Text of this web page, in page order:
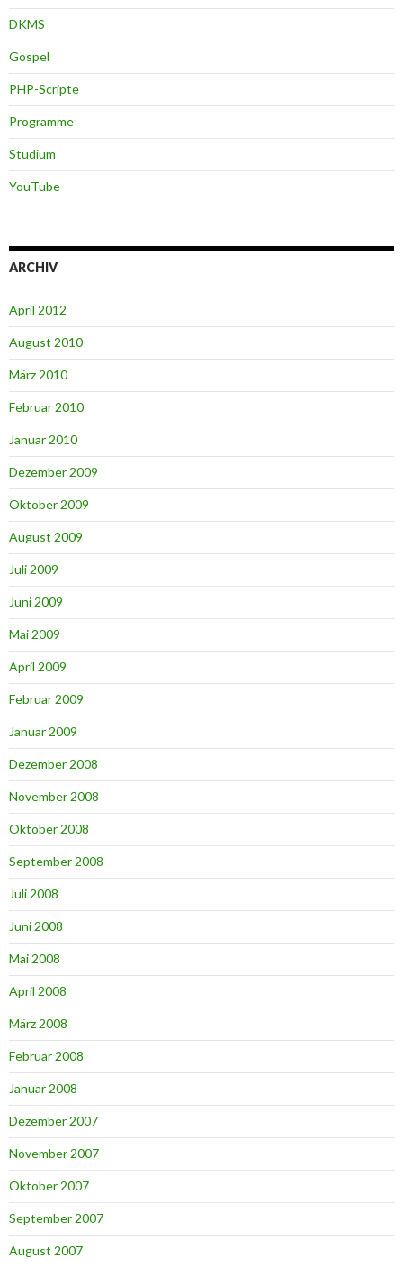
DKMS
Gospel
PHP-Scripte
Programme
Studium
YouTube
ARCHIV
April 2012
August 2010
März 2010
Februar 2010
Januar 2010
Dezember 2009
Oktober 2009
August 2009
Juli 2009
Juni 2009
Mai 2009
April 2009
Februar 2009
Januar 2009
Dezember 2008
November 2008
Oktober 2008
September 2008
Juli 2008
Juni 2008
Mai 2008
April 2008
März 2008
Februar 2008
Januar 2008
Dezember 2007
November 2007
Oktober 2007
September 2007
August 2007